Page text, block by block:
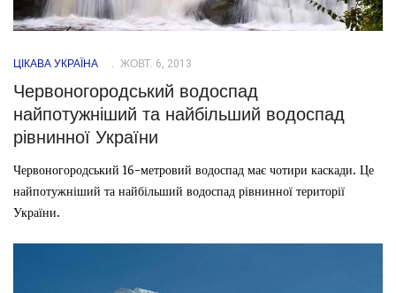
ЦІКАВА УКРАЇНА ЖОВТ. 6, 2013
Червоногородський водоспад
найпотужніший та найбільший водоспад
рівнинної України
Червоногородський 16-метровий водоспад має чотири каскади. Це
найпотужніший та найбільший водоспад рівнинної території
України.